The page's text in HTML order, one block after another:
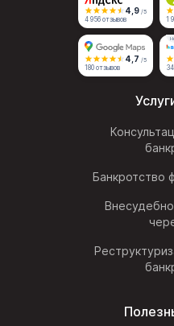
4,9 /5
4 956 отзывов 1
4,7 /5
180 отзывов
Банкротство